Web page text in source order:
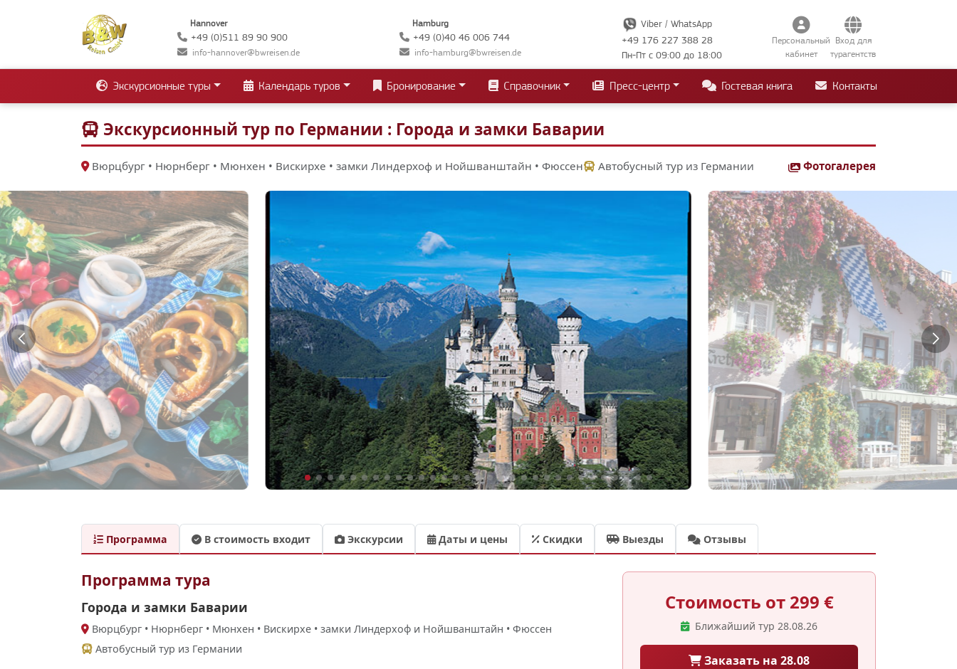
Hannover
+49 (0)511 89 90 900
info-hannover@bwreisen.de
Hamburg
+49 (0)40 46 006 744
info-hamburg@bwreisen.de
Viber / WhatsApp
+49 176 227 388 28
Пн-Пт с 09:00 до 18:00
Персональный
кабинет
Вход для
турагентств
Экскурсионные туры Календарь туров Бронирование Справочник Пресс-центр Гостевая книга Контакты
Экскурсионный тур по Германии : Города и замки Баварии
Вюрцбург • Нюрнберг • Мюнхен • Вискирхе • замки Линдерхоф и Нойшванштайн • Фюссен Автобусный тур из Германии Фотогалерея
Программа В стоимость входит Экскурсии Даты и цены Скидки Выезды Отзывы
Программа тура
Города и замки Баварии
Вюрцбург • Нюрнберг • Мюнхен • Вискирхе • замки Линдерхоф и Нойшванштайн • Фюссен
Автобусный тур из Германии
Стоимость от 299 €
Ближайший тур 28.08.26
Заказать на 28.08